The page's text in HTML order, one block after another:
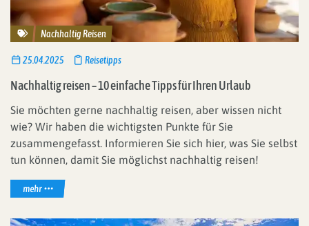
Nachhaltig reisen – 10 einfache Tipps für Ihren Urlaub
Sie möchten gerne nachhaltig reisen, aber wissen nicht
wie? Wir haben die wichtigsten Punkte für Sie
zusammengefasst. Informieren Sie sich hier, was Sie selbst
tun können, damit Sie möglichst nachhaltig reisen!
25.04.2025 Reisetipps
mehr
ReisethemenNachhaltig Reisen